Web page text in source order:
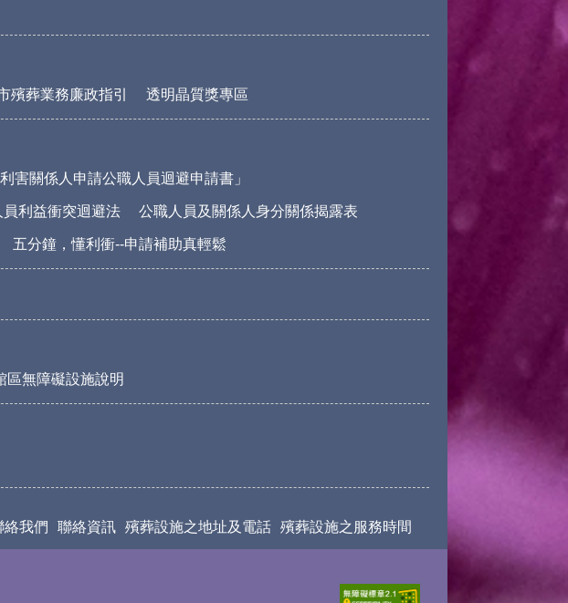
殯葬業務廉政指引 透明晶質獎專區
害關係人申請公職人員迴避申請書」
員利益衝突迴避法 公職人員及關係人身分關係揭露表
五分鐘，懂利衝--申請補助真輕鬆
區無障礙設施說明
絡我們 聯絡資訊 殯葬設施之地址及電話 殯葬設施之服務時間